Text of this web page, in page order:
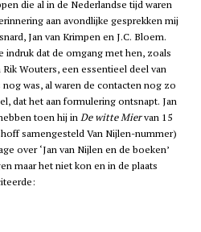
die al in de Nederlandse tijd waren
aan avondlijke gesprekken mij
Jan van Krimpen en J.C. Bloem.
indruk dat de omgang met hen, zoals
Wouters, een essentieel deel van
was, al waren de contacten nog zo
dat het aan formulering ontsnapt. Jan
toen hij inDe witte Miervan 15
samengesteld Van Nijlen-nummer)
over ‘Jan van Nijlen en de boeken’
maar het niet kon en in de plaats